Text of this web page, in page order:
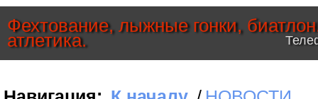
Фехтование, лыжные гонки,
атлетика.